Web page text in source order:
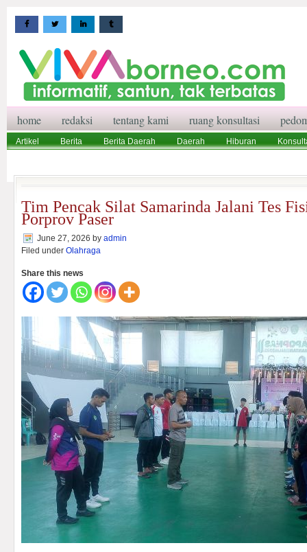
home redaksi tentang kami ruang konsultasi
Artikel Berita Berita Daerah Daerah Hiburan
Tim Pencak Silat Samarinda Jalani Tes
Porprov Paser
June 27, 2026 by admin
Filed under Olahraga
Share this news